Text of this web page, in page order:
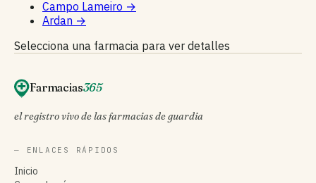
Campo Lameiro →
Ardan →
Selecciona una farmacia para ver detalles
Farmacias365
el registro vivo de las farmacias de guardia
— ENLACES RÁPIDOS
Inicio